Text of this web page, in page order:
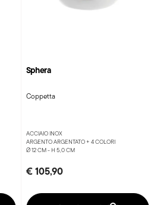
Sphera
Coppetta
ACCIAIO INOX
ARGENTO ARGENTATO + 4 COLORI
Ø 12 CM - H 5,0 CM
€ 105,90